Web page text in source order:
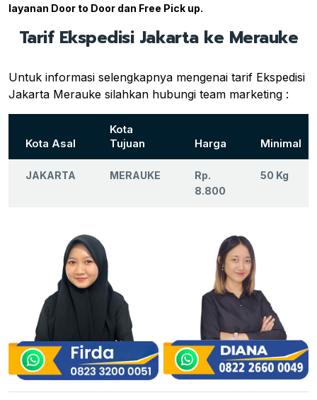
layanan Door to Door dan Free Pick up.
Tarif Ekspedisi Jakarta ke Merauke
Untuk informasi selengkapnya mengenai tarif Ekspedisi
Jakarta Merauke silahkan hubungi team marketing :
Kota Asal
Kota
Tujuan
Harga Minimal
JAKARTA MERAUKE
Rp.
8.800
50 Kg